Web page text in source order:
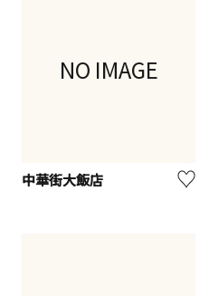
NO IMAGE
中華街大飯店